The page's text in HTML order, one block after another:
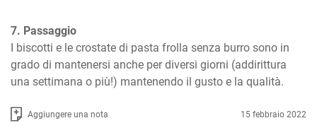
7. Passaggio
I biscotti e le crostate di pasta frolla senza burro sono in
grado di mantenersi anche per diversi giorni (addirittura
una settimana o più!) mantenendo il gusto e la qualità.
Aggiungere una nota 15 febbraio 2022